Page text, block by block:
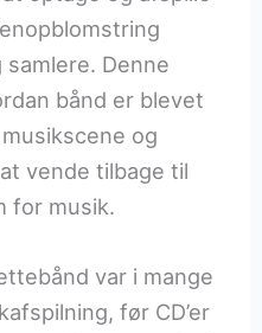
Denne
bånd er blevet
og
vende tilbage til
for musik.
var i mange
før CD’er